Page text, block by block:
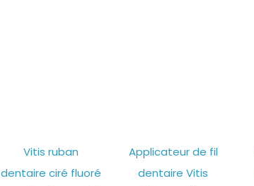
Vitis ruban
dentaire ciré fluoré
Applicateur de fil
dentaire Vitis